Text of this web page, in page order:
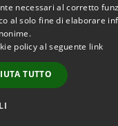
© 2026 •
necessari al corretto
al solo fine di elaborare
policy al seguente link
TUTTO